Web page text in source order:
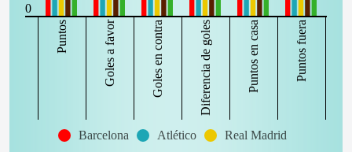
0
Puntos Goles a favor Goles en contra Diferencia de goles Puntos en casa Puntos fuera
Barcelona Atlético
Real Madrid